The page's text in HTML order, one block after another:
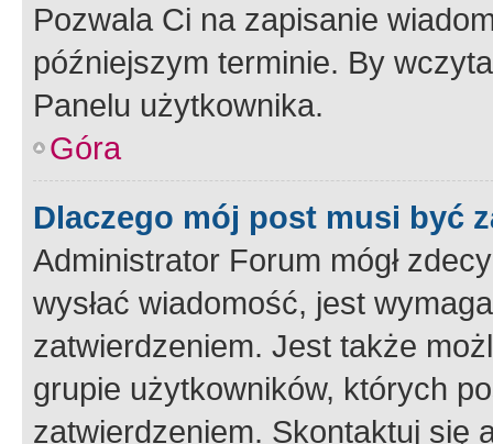
Pozwala Ci na zapisanie
późniejszym terminie. By
Panelu użytkownika.
Góra
Dlaczego mój post musi być
Administrator Forum mógł
wysłać wiadomość, jest
zatwierdzeniem. Jest także
grupie użytkowników, których
zatwierdzeniem. Skontaktuj się